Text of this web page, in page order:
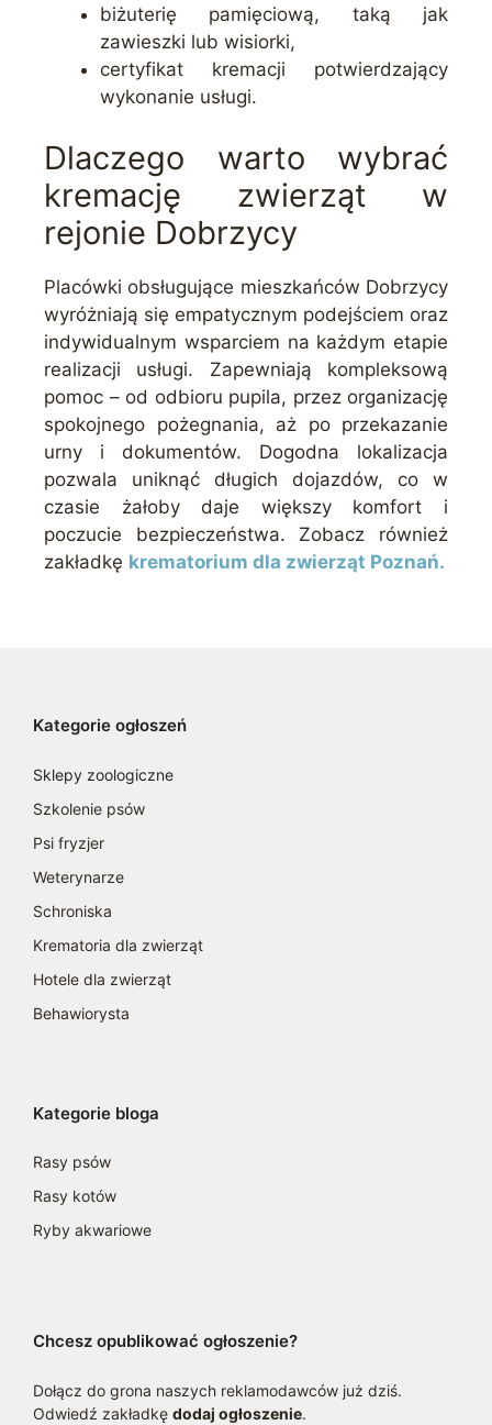
biżuterię pamięciową, taką jak
zawieszki lub wisiorki,
certyfikat kremacji potwierdzający
wykonanie usługi.
Dlaczego warto wybrać
kremację zwierząt w
rejonie Dobrzycy
Placówki obsługujące mieszkańców Dobrzycy
wyróżniają się empatycznym podejściem oraz
indywidualnym wsparciem na każdym etapie
realizacji usługi. Zapewniają kompleksową
pomoc – od odbioru pupila, przez organizację
spokojnego pożegnania, aż po przekazanie
urny i dokumentów. Dogodna lokalizacja
pozwala uniknąć długich dojazdów, co w
czasie żałoby daje większy komfort i
poczucie bezpieczeństwa. Zobacz również
zakładkę krematorium dla zwierząt Poznań.
Kategorie ogłoszeń
Sklepy zoologiczne
Szkolenie psów
Psi fryzjer
Weterynarze
Schroniska
Krematoria dla zwierząt
Hotele dla zwierząt
Behawiorysta
Kategorie bloga
Rasy psów
Rasy kotów
Ryby akwariowe
Chcesz opublikować ogłoszenie?
Dołącz do grona naszych reklamodawców już dziś.
Odwiedź zakładkę dodaj ogłoszenie.